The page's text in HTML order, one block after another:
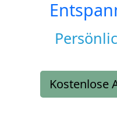
Kostenlose